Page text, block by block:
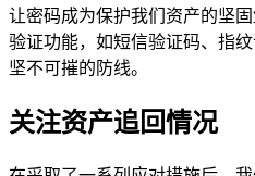
让密码成为保护我们资产的坚
验证功能，如短信验证码、指
坚不可摧的防线。
关注资产追回情况